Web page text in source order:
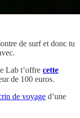
de surf et donc tu
Lab t’offre cette
de 100 euros.
de voyage d’une